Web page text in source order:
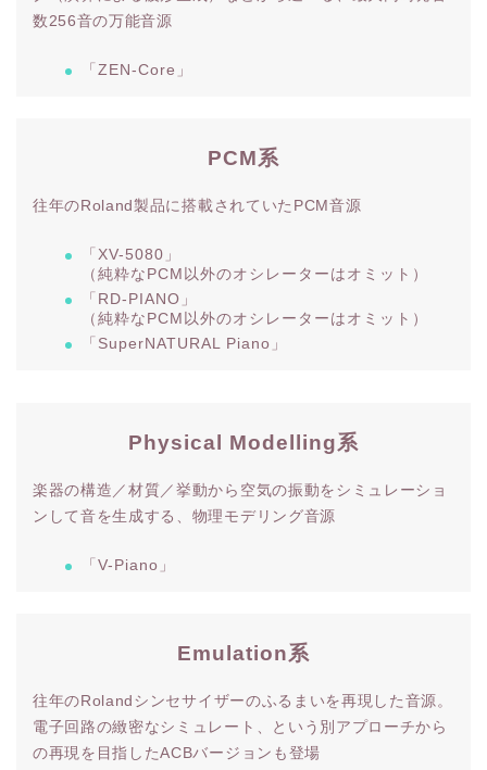
数256音の万能音源
「ZEN-Core」
PCM系
往年のRoland製品に搭載されていたPCM音源
「XV-5080」
（純粋なPCM以外のオシレーターはオミット）
「RD-PIANO」
（純粋なPCM以外のオシレーターはオミット）
「SuperNATURAL Piano」
Physical Modelling系
楽器の構造／材質／挙動から空気の振動をシミュレーショ
ンして音を生成する、物理モデリング音源
「V-Piano」
Emulation系
往年のRolandシンセサイザーのふるまいを再現した音源。
電子回路の緻密なシミュレート、という別アプローチから
の再現を目指したACBバージョンも登場